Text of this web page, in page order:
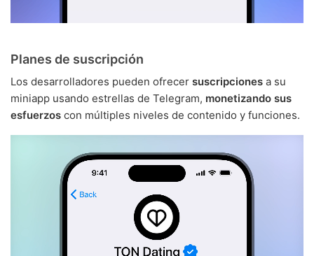
Planes de suscripción
Los desarrolladores pueden ofrecer suscripciones a su
miniapp usando estrellas de Telegram, monetizando sus
esfuerzos con múltiples niveles de contenido y funciones.